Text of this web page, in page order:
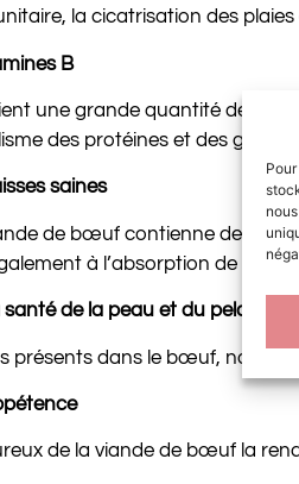
la cicatrisation des
B
une grande quantité de
des protéines et des graisses.
saines
de bœuf contienne des
à l’absorption de
de la peau et du pelage
présents dans le bœuf,
de la viande de bœuf la